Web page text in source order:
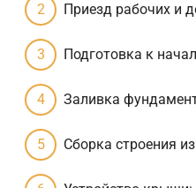
Приезд рабочих и
Подготовка к
Заливка
Сборка строения